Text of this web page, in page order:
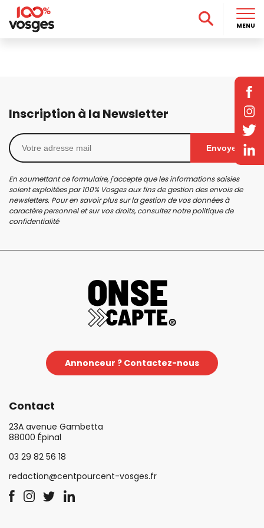
Inscription à la Newsletter
Envoyer
En soumettant ce formulaire, j'accepte que les informations saisies
soient exploitées par 100% Vosges aux fins de gestion des envois de
newsletters. Pour en savoir plus sur la gestion de vos données à
caractère personnel et sur vos droits, consultez notrepolitique de
confidentialité
Annonceur ? Contactez-nous
Contact
23A avenue Gambetta
88000 Épinal
03 29 82 56 18
redaction@centpourcent-vosges.fr
MENU